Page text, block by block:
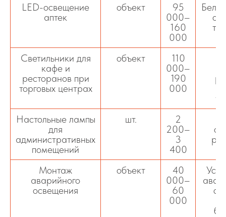
LED-освещение
аптек
объект
95
000–
160
000
Светильники для
кафе и
ресторанов при
торговых центрах
объект
110
000–
190
000
Настольные лампы
для
административных
помещений
шт.
2
200–
3
400
Монтаж
аварийного
освещения
объект
40
000–
60
000